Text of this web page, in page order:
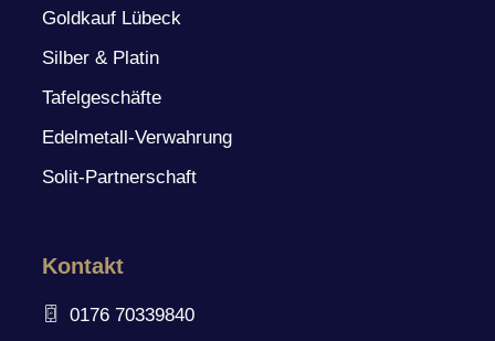
Goldkauf Lübeck
Silber & Platin
Tafelgeschäfte
Edelmetall-Verwahrung
Solit-Partnerschaft
Kontakt
0176 70339840